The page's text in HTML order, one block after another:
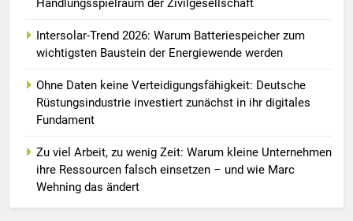
Intersolar-Trend 2026: Warum Batteriespeicher zum
wichtigsten Baustein der Energiewende werden
Ohne Daten keine Verteidigungsfähigkeit: Deutsche
Rüstungsindustrie investiert zunächst in ihr digitales
Fundament
Zu viel Arbeit, zu wenig Zeit: Warum kleine Unternehmen
ihre Ressourcen falsch einsetzen – und wie Marc
Wehning das ändert